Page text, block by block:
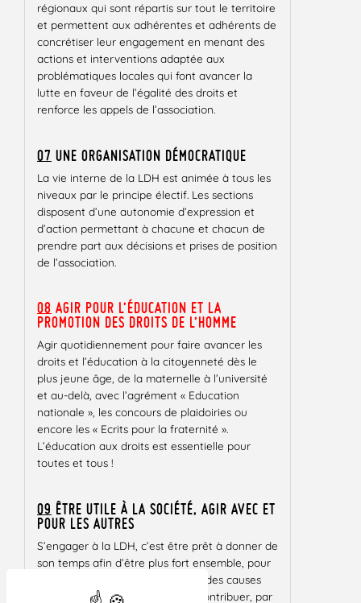
régionaux qui sont répartis sur tout le territoire
et permettent aux adhérentes et adhérents de
concrétiser leur engagement en menant des
actions et interventions adaptée aux
problématiques locales qui font avancer la
lutte en faveur de l’égalité des droits et
renforce les appels de l’association.
07 UNE ORGANISATION DÉMOCRATIQUE
La vie interne de la LDH est animée à tous les
niveaux par le principe électif. Les sections
disposent d’une autonomie d’expression et
d’action permettant à chacune et chacun de
prendre part aux décisions et prises de position
de l’association.
08 AGIR POUR L’ÉDUCATION ET LA
PROMOTION DES DROITS DE L’HOMME
Agir quotidiennement pour faire avancer les
droits et l’éducation à la citoyenneté dès le
plus jeune âge, de la maternelle à l’université
et au-delà, avec l’agrément « Education
nationale », les concours de plaidoiries ou
encore les « Ecrits pour la fraternité ».
L’éducation aux droits est essentielle pour
toutes et tous !
09 ÊTRE UTILE À LA SOCIÉTÉ, AGIR AVEC ET
POUR LES AUTRES
S’engager à la LDH, c’est être prêt à donner de
son temps afin d’être plus fort ensemble, pour
aider des personnes et défendre des causes
qui vous tiennent à cœur. C’est contribuer, par